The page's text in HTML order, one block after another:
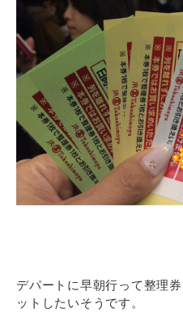
デパートに早朝行って整理
ットしたいそうです。